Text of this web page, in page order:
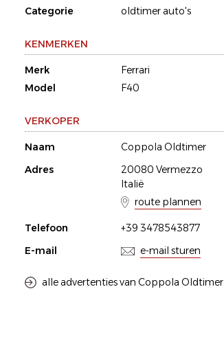
Categorie
oldtimer auto's
KENMERKEN
Merk
Ferrari
Model
F40
VERKOPER
Naam
Coppola Oldtimer
Adres
20080 Vermezzo
Italië
route plannen
Telefoon
+39 3478543877
E-mail
e-mail sturen
alle advertenties van Coppola Oldtimer